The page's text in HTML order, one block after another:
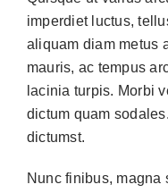
imperdiet luctus,
aliquam diam metus
mauris, ac tempus
lacinia turpis. Morbi
dictum quam
dictumst.
Nunc finibus, magna